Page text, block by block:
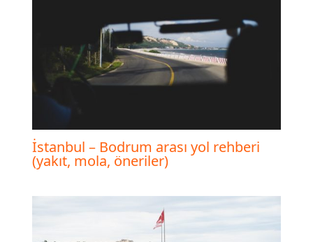
İstanbul – Bodrum arası yol rehberi
(yakıt, mola, öneriler)